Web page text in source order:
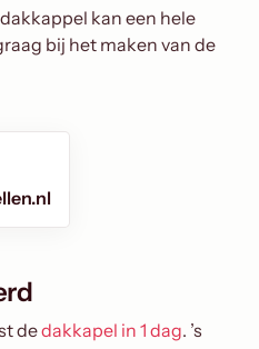
kan een hele
bij het maken van de
dedakkapel in 1 dag. ’s